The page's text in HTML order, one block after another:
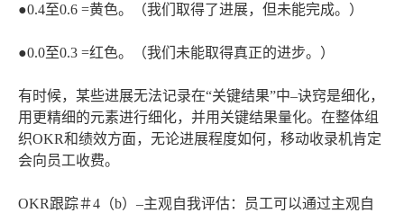
●0.4至0.6 =黄色。（我们取得了进展，但未能完成。）
●0.0至0.3 =红色。（我们未能取得真正的进步。）
有时候，某些进展无法记录在“关键结果”中–诀窍是细化，
用更精细的元素进行细化，并用关键结果量化。在整体组
织OKR和绩效方面，无论进展程度如何，移动收录机肯定
会向员工收费。
OKR跟踪＃4（b）–主观自我评估：员工可以通过主观自